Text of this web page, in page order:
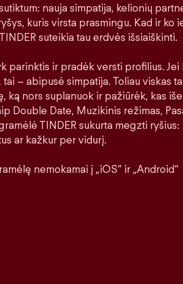
nauja simpatija, kelionių
kuris virsta prasmingu. Kad ir ko
suteikia tau erdvės išsiaiškinti.
parinktis ir pradėk versti profilius. Jei
– abipusė simpatija. Toliau viskas
ką nors suplanuok ir pažiūrėk, kas
Double Date, Muzikinis režimas,
TINDER sukurta megzti ryšius:
ar kažkur per vidurį.
nemokamai į „iOS“ ir „Android“